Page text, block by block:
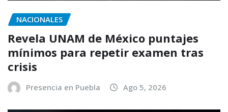
NACIONALES
Revela UNAM de México puntajes
mínimos para repetir examen tras
crisis
Presencia en Puebla Ago 5, 2026